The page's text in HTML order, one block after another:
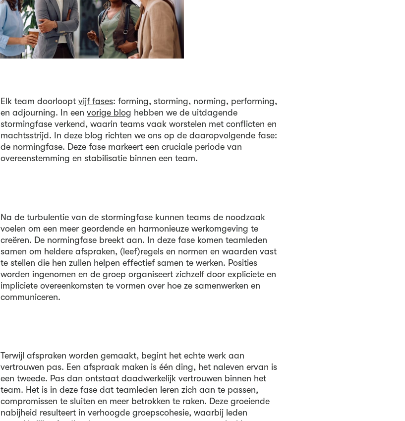
Elk team doorloopt vijf fases: forming, storming, norming, performing,
en adjourning. In een vorige blog hebben we de uitdagende
stormingfase verkend, waarin teams vaak worstelen met conflicten en
machtsstrijd. In deze blog richten we ons op de daaropvolgende fase:
de normingfase. Deze fase markeert een cruciale periode van
overeenstemming en stabilisatie binnen een team.
Na de turbulentie van de stormingfase kunnen teams de noodzaak
voelen om een meer geordende en harmonieuze werkomgeving te
creëren. De normingfase breekt aan. In deze fase komen teamleden
samen om heldere afspraken, (leef)regels en normen en waarden vast
te stellen die hen zullen helpen effectief samen te werken. Posities
worden ingenomen en de groep organiseert zichzelf door expliciete en
impliciete overeenkomsten te vormen over hoe ze samenwerken en
communiceren.
Terwijl afspraken worden gemaakt, begint het echte werk aan
vertrouwen pas. Een afspraak maken is één ding, het naleven ervan is
een tweede. Pas dan ontstaat daadwerkelijk vertrouwen binnen het
team. Het is in deze fase dat teamleden leren zich aan te passen,
compromissen te sluiten en meer betrokken te raken. Deze groeiende
nabijheid resulteert in verhoogde groepscohesie, waarbij leden